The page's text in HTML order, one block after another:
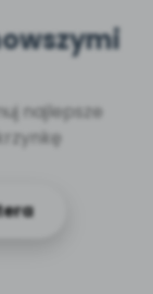
najlepsze